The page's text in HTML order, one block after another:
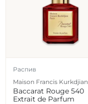
Распив
Maison Francis Kurkdjian
Baccarat Rouge 540
Extrait de Parfum